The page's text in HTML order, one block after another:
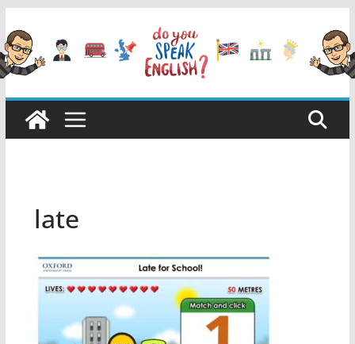
do
treści
late